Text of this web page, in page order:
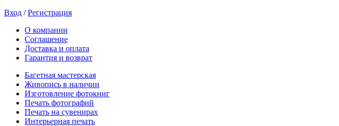
Вход /Регистрация
О компании
Соглашение
Доставка и оплата
Гарантия и возврат
Багетная мастерская
Живопись в наличии
Изготовление фотокниг
Печать фотографий
Печать на сувенирах
Интерьерная печать